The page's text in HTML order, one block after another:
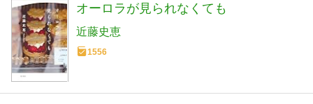
オーロラが見られなくても
近藤史恵
1556